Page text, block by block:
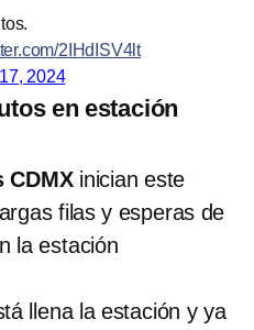
2IHdISV4lt
2024
en estación
CDMX inician este
filas y esperas de
la estación
llena la estación y ya